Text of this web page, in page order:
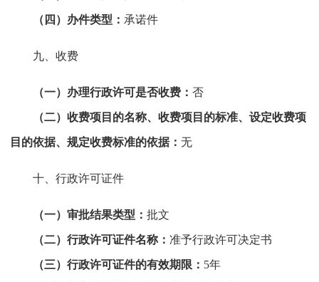
（四）办件类型： 承诺件
九、收费
（一）办理行政许可是否收费： 否
（二）收费项目的名称、收费项目的标准、设定收费项
目的依据、规定收费标准的依据： 无
十、行政许可证件
（一）审批结果类型： 批文
（二）行政许可证件名称： 准予行政许可决定书
（三）行政许可证件的有效期限： 5年